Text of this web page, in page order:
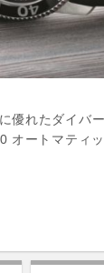
優れたダイバ
ートマティ